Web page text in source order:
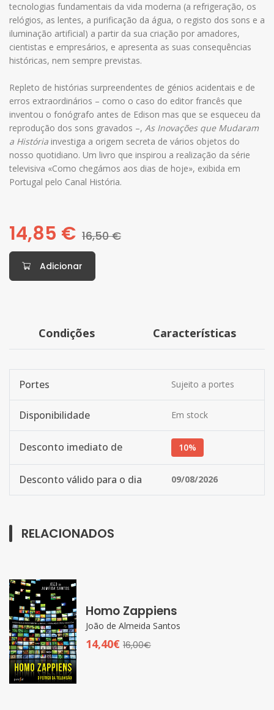
tecnologias fundamentais da vida moderna (a refrigeração, os
relógios, as lentes, a purificação da água, o registo dos sons e a
iluminação artificial) a partir da sua criação por amadores,
cientistas e empresários, e apresenta as suas consequências
históricas, nem sempre previstas.
Repleto de histórias surpreendentes de génios acidentais e de
erros extraordinários – como o caso do editor francês que
inventou o fonógrafo antes de Edison mas que se esqueceu da
reprodução dos sons gravados –, As Inovações que Mudaram
a História investiga a origem secreta de vários objetos do
nosso quotidiano. Um livro que inspirou a realização da série
televisiva «Como chegámos aos dias de hoje», exibida em
Portugal pelo Canal História.
14,85 € 16,50 €
Adicionar
Condições Características
Portes Sujeito a portes
Disponibilidade Em stock
Desconto imediato de 10%
Desconto válido para o dia 09/08/2026
RELACIONADOS
Homo Zappiens
João de Almeida Santos
14,40€ 16,00€